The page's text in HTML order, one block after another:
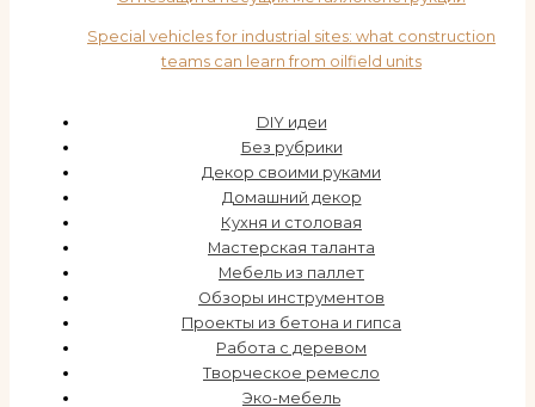
Special vehicles for industrial sites: what construction
teams can learn from oilfield units
DIY идеи
Без рубрики
Декор своими руками
Домашний декор
Кухня и столовая
Мастерская таланта
Мебель из паллет
Обзоры инструментов
Проекты из бетона и гипса
Работа с деревом
Творческое ремесло
Эко-мебель